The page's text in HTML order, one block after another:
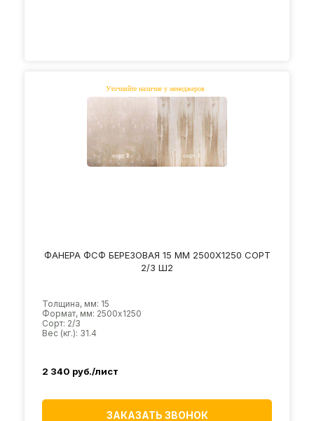
ФАНЕРА ФСФ БЕРЕЗОВАЯ 15 ММ 2500Х1250 СОРТ
2/3 Ш2
Толщина, мм: 15
Формат, мм: 2500х1250
Сорт: 2/3
Вес (кг.): 31.4
2 340 руб./лист
ЗАКАЗАТЬ ЗВОНОК